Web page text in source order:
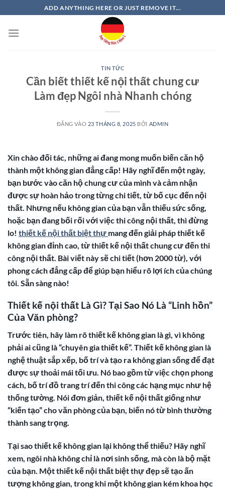
qua
nội
ADD ANYTHING HERE OR JUST REMOVE IT...
TIN TỨC
Cần biết thiết kế nội thất chung cư
Làm đẹp Ngôi nhà Nhanh chóng
ĐĂNG VÀO 23 THÁNG 8, 2025 BỞI ADMIN
Xin chào đối tác, những ai đang mong muốn biến căn hộ
thành một không gian đẳng cấp! Hãy nghĩ đến một ngày,
bạn bước vào căn hộ chung cư của mình và cảm nhận
được sự hoàn hảo trong từng chi tiết, từ bố cục đến nội
thất. Nhưng nếu không gian của bạn vẫn thiếu sức sống,
hoặc bạn đang bối rối với việc thi công nội thất, thì đừng
lo! thiết kế nội thất biệt thự mang đến giải pháp thiết kế
không gian đỉnh cao, từ thiết kế nội thất chung cư đến thi
công nội thất. Bài viết này sẽ chi tiết (hơn 2000 từ), với
phong cách đẳng cấp để giúp bạn hiểu rõ lợi ích của chúng
tôi. Sẵn sàng nào!
Thiết kế nội thất Là Gì? Tại Sao Nó Là “Linh hồn”
Của Văn phòng?
Trước tiên, hãy làm rõ thiết kế không gian là gì, vì không
phải ai cũng là “chuyên gia thiết kế”. Thiết kế không gian là
nghệ thuật sắp xếp, bố trí và tạo ra không gian sống để đạt
được sự thoải mái tối ưu. Nó bao gồm từ việc chọn phong
cách, bố trí đồ trang trí đến thi công các hạng mục như hệ
thống tường. Nói đơn giản, thiết kế nội thất giống như
“kiến tạo” cho văn phòng của bạn, biến nó từ bình thường
thành sang trọng.
Tại sao thiết kế không gian lại không thể thiếu? Hãy nghĩ
xem, ngôi nhà không chỉ là nơi sinh sống, mà còn là bộ mặt
của bạn. Một thiết kế nội thất biệt thự đẹp sẽ tạo ấn
tượng không gian, trong khi một không gian kém khoa học